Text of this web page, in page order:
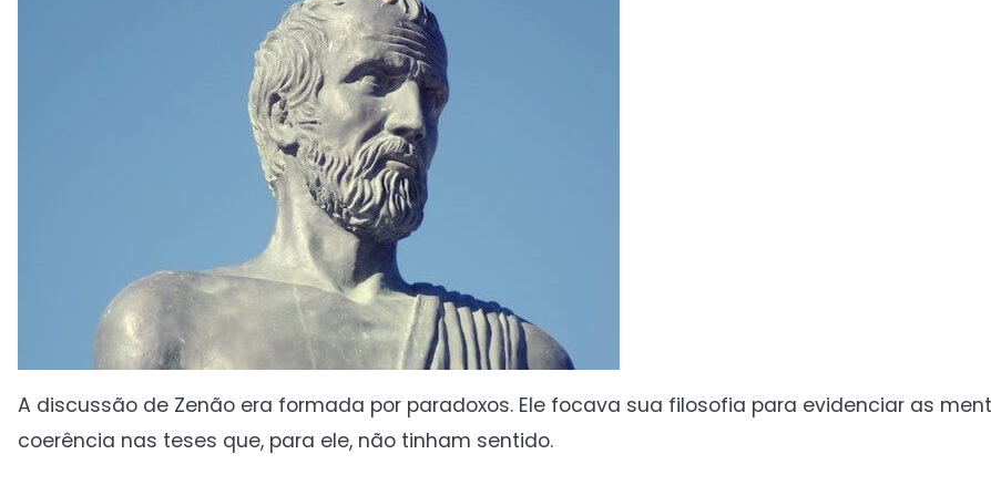
A discussão de Zenão era formada por paradoxos. Ele focava sua filosofia para evidenciar as
coerência nas teses que, para ele, não tinham sentido.